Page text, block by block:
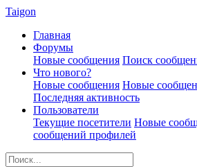
Taigon
Главная
Форумы
Новые сообщения Поиск
Что нового?
Новые сообщения Новые
Последняя активность
Пользователи
Текущие посетители Новые
сообщений профилей